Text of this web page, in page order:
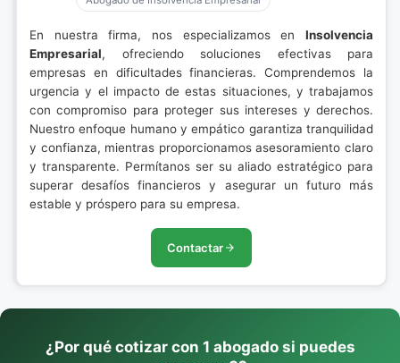
En nuestra firma, nos especializamos en Insolvencia
Empresarial, ofreciendo soluciones efectivas para
empresas en dificultades financieras. Comprendemos la
urgencia y el impacto de estas situaciones, y trabajamos
con compromiso para proteger sus intereses y derechos.
Nuestro enfoque humano y empático garantiza tranquilidad
y confianza, mientras proporcionamos asesoramiento claro
y transparente. Permítanos ser su aliado estratégico para
superar desafíos financieros y asegurar un futuro más
estable y próspero para su empresa.
Contactar
¿Por qué cotizar con 1 abogado si puedes